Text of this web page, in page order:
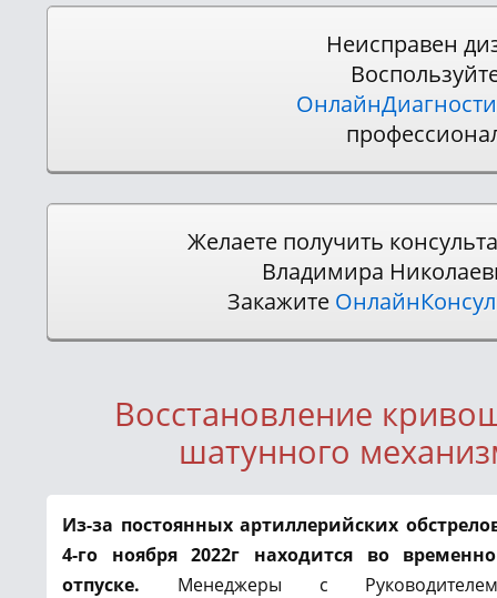
Неисправен
Желаете получить
Владимира
Закажите
Восстановление
шатунного
Из-за постоянных артиллерийских
4-го ноября 2022г находится во
отпуске. Менеджеры с